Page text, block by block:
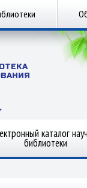
каталог
библиотеки